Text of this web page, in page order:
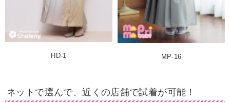
HD-1 MP-16
ネットで選んで、近くの店舗で試着が可能！